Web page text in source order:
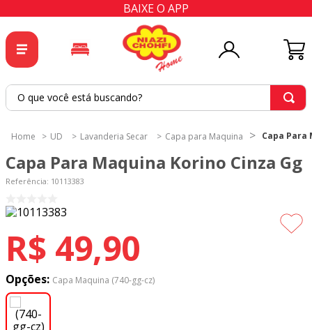
BAIXE O APP
O que você está buscando?
UD Lavanderia Secar Capa para Maquina Capa Para
Capa Para Maquina Korino Cinza Gg
Referência: 10113383
R$ 49,90
Opções: Capa Maquina (740-gg-cz)
2º
tapete
4 º
tapetes
5º
tecido percal
tecido tricoline
7º
percal
8º
tricoline digital